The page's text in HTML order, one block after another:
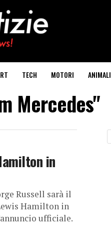
TECH MOTORI ANIMALI
Mercedes"
in
Russell sarà il
Hamilton in
ufficiale.